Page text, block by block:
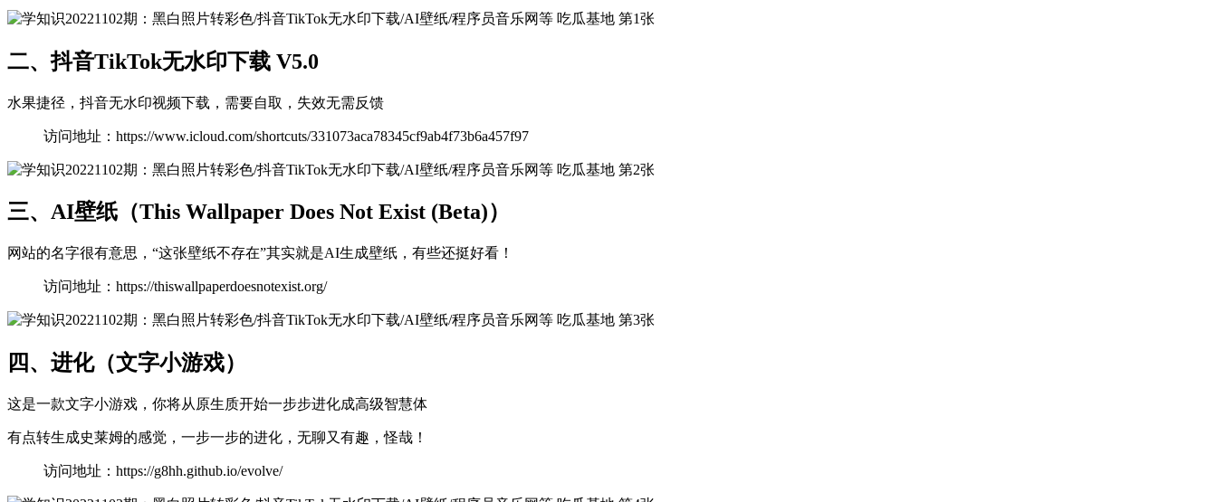
二、抖音TikTok无水印下载 V5.0
水果捷径，抖音无水印视频下载，需要自取，失效无需反馈
访问地址：https://www.icloud.com/shortcuts/331073aca78345cf9ab4f73b6a457f97
三、AI壁纸（This Wallpaper Does Not Exist (Beta)）
网站的名字很有意思，“这张壁纸不存在”其实就是AI生成壁纸，有些还挺好看！
访问地址：https://thiswallpaperdoesnotexist.org/
四、进化（文字小游戏）
这是一款文字小游戏，你将从原生质开始一步步进化成高级智慧体
有点转生成史莱姆的感觉，一步一步的进化，无聊又有趣，怪哉！
访问地址：https://g8hh.github.io/evolve/